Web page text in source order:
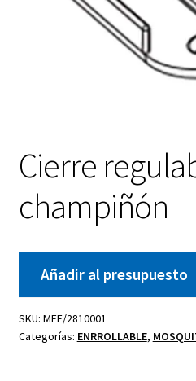
Cierre
champiñón
Añadir al presupuesto
SKU: MFE/2810001
Categorías: ENRROLLABLE,